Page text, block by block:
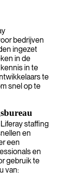
bedrijven
ingezet
in de
in te
te
snel op te
staffing
en
een
en
gebruik te
van: